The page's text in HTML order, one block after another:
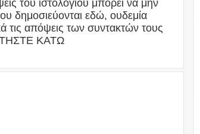
του ιστολόγιου μπορεί να μην
δημοσιεύονται εδώ, ουδεμία
τις απόψεις των συντακτών τους
ΚΑΤΩ